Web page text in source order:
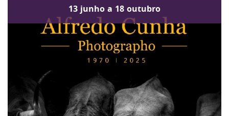
13 junho a 18 outubro